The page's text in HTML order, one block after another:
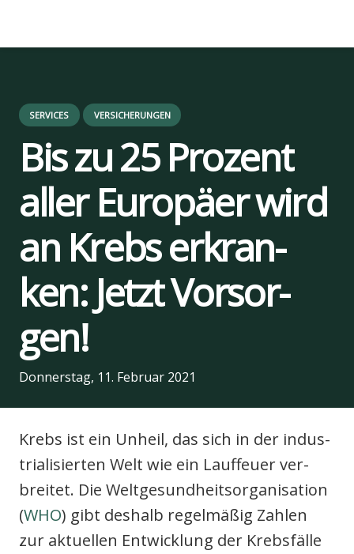
SERVICES VERSICHERUNGEN
Bis zu 25 Pro­zent
aller Euro­pä­er wird
an Krebs erkran­
ken: Jetzt Vor­sor­
gen!
Donnerstag, 11. Februar 2021
Krebs ist ein Unheil, das sich in der indus­
tria­li­sier­ten Welt wie ein Lauf­feu­er ver­
brei­tet. Die Welt­ge­sund­heits­or­ga­ni­sa­ti­on
(WHO) gibt des­halb regel­mä­ßig Zah­len
zur aktu­el­len Ent­wick­lung der Krebs­fäl­le